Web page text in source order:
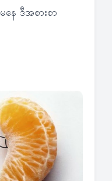
ေ ဒီအစားစာ